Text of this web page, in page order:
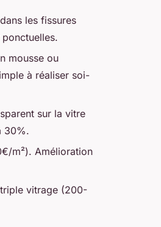
les fissures
mousse ou
à réaliser soi-
sur la vitre
30%.
m²). Amélioration
vitrage (200-